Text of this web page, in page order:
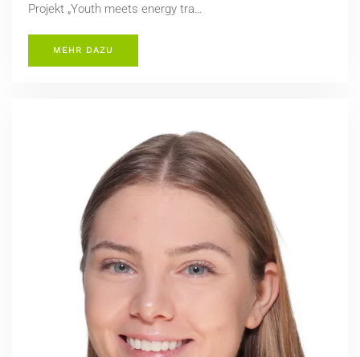
Projekt „Youth meets energy tra…
MEHR DAZU